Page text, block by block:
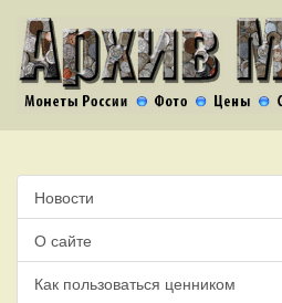
Новости
О сайте
Как пользоваться ценником